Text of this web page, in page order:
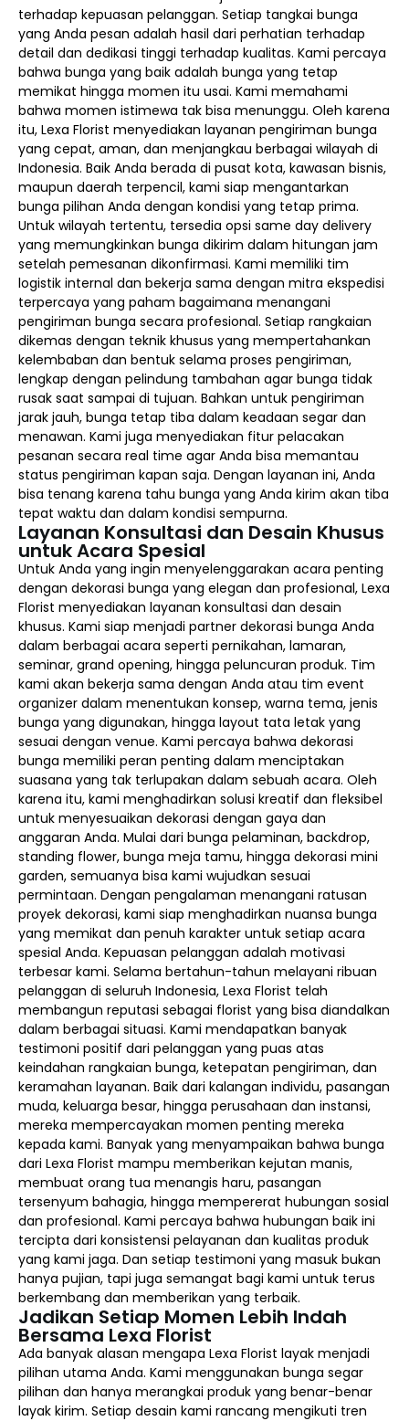
terhadap kepuasan pelanggan. Setiap tangkai bunga
yang Anda pesan adalah hasil dari perhatian terhadap
detail dan dedikasi tinggi terhadap kualitas. Kami percaya
bahwa bunga yang baik adalah bunga yang tetap
memikat hingga momen itu usai. Kami memahami
bahwa momen istimewa tak bisa menunggu. Oleh karena
itu, Lexa Florist menyediakan layanan pengiriman bunga
yang cepat, aman, dan menjangkau berbagai wilayah di
Indonesia. Baik Anda berada di pusat kota, kawasan bisnis,
maupun daerah terpencil, kami siap mengantarkan
bunga pilihan Anda dengan kondisi yang tetap prima.
Untuk wilayah tertentu, tersedia opsi same day delivery
yang memungkinkan bunga dikirim dalam hitungan jam
setelah pemesanan dikonfirmasi. Kami memiliki tim
logistik internal dan bekerja sama dengan mitra ekspedisi
terpercaya yang paham bagaimana menangani
pengiriman bunga secara profesional. Setiap rangkaian
dikemas dengan teknik khusus yang mempertahankan
kelembaban dan bentuk selama proses pengiriman,
lengkap dengan pelindung tambahan agar bunga tidak
rusak saat sampai di tujuan. Bahkan untuk pengiriman
jarak jauh, bunga tetap tiba dalam keadaan segar dan
menawan. Kami juga menyediakan fitur pelacakan
pesanan secara real time agar Anda bisa memantau
status pengiriman kapan saja. Dengan layanan ini, Anda
bisa tenang karena tahu bunga yang Anda kirim akan tiba
tepat waktu dan dalam kondisi sempurna.
Layanan Konsultasi dan Desain Khusus
untuk Acara Spesial
Untuk Anda yang ingin menyelenggarakan acara penting
dengan dekorasi bunga yang elegan dan profesional, Lexa
Florist menyediakan layanan konsultasi dan desain
khusus. Kami siap menjadi partner dekorasi bunga Anda
dalam berbagai acara seperti pernikahan, lamaran,
seminar, grand opening, hingga peluncuran produk. Tim
kami akan bekerja sama dengan Anda atau tim event
organizer dalam menentukan konsep, warna tema, jenis
bunga yang digunakan, hingga layout tata letak yang
sesuai dengan venue. Kami percaya bahwa dekorasi
bunga memiliki peran penting dalam menciptakan
suasana yang tak terlupakan dalam sebuah acara. Oleh
karena itu, kami menghadirkan solusi kreatif dan fleksibel
untuk menyesuaikan dekorasi dengan gaya dan
anggaran Anda. Mulai dari bunga pelaminan, backdrop,
standing flower, bunga meja tamu, hingga dekorasi mini
garden, semuanya bisa kami wujudkan sesuai
permintaan. Dengan pengalaman menangani ratusan
proyek dekorasi, kami siap menghadirkan nuansa bunga
yang memikat dan penuh karakter untuk setiap acara
spesial Anda. Kepuasan pelanggan adalah motivasi
terbesar kami. Selama bertahun-tahun melayani ribuan
pelanggan di seluruh Indonesia, Lexa Florist telah
membangun reputasi sebagai florist yang bisa diandalkan
dalam berbagai situasi. Kami mendapatkan banyak
testimoni positif dari pelanggan yang puas atas
keindahan rangkaian bunga, ketepatan pengiriman, dan
keramahan layanan. Baik dari kalangan individu, pasangan
muda, keluarga besar, hingga perusahaan dan instansi,
mereka mempercayakan momen penting mereka
kepada kami. Banyak yang menyampaikan bahwa bunga
dari Lexa Florist mampu memberikan kejutan manis,
membuat orang tua menangis haru, pasangan
tersenyum bahagia, hingga mempererat hubungan sosial
dan profesional. Kami percaya bahwa hubungan baik ini
tercipta dari konsistensi pelayanan dan kualitas produk
yang kami jaga. Dan setiap testimoni yang masuk bukan
hanya pujian, tapi juga semangat bagi kami untuk terus
berkembang dan memberikan yang terbaik.
Jadikan Setiap Momen Lebih Indah
Bersama Lexa Florist
Ada banyak alasan mengapa Lexa Florist layak menjadi
pilihan utama Anda. Kami menggunakan bunga segar
pilihan dan hanya merangkai produk yang benar-benar
layak kirim. Setiap desain kami rancang mengikuti tren